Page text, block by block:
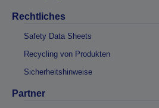
Rechtliches
Safety Data Sheets
Recycling von Produkten
Sicherheitshinweise
Partner